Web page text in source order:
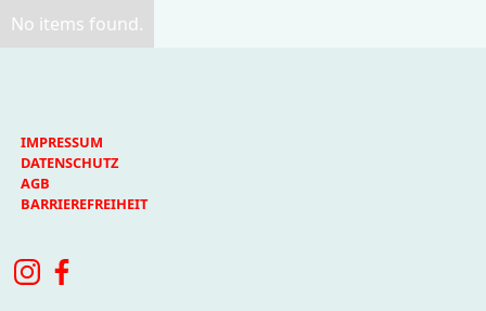
No items found.
IMPRESSUM
DATENSCHUTZ
AGB
BARRIEREFREIHEIT